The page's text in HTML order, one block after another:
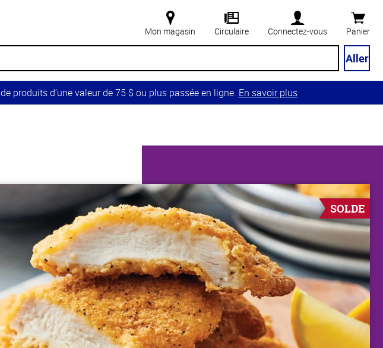
Mon magasin Circulaire Connectez-vous Panier
Aller
produits d’une valeur de 75 $ ou plus passée en ligne. En savoir plus
SOLDE